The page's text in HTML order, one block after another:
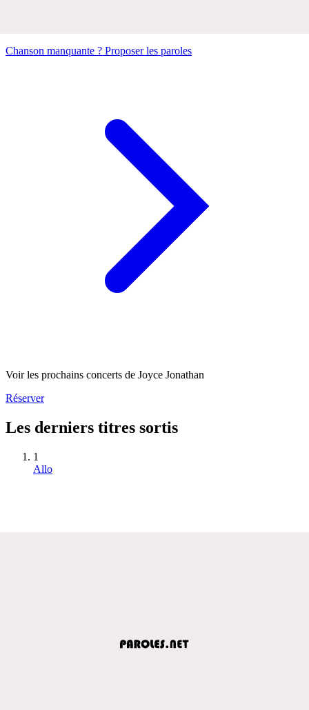
Chanson manquante ? Proposer les paroles
Voir les prochains concerts de Joyce Jonathan
Réserver
Les derniers titres sortis
1
Allo